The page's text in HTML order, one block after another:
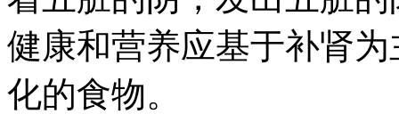
健康和营养应基于补肾
化的食物。